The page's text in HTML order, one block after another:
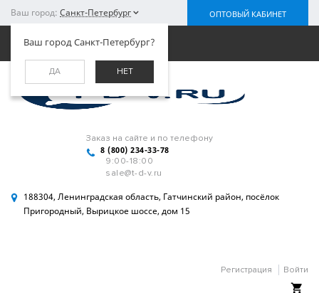
Ваш город: Санкт-Петербург
Ваш город Санкт-Петербург?
ДА НЕТ
ОПТОВЫЙ КАБИНЕТ
Заказ на сайте и по телефону
8 (800) 234-33-78
9:00-18:00
sale@t-d-v.ru
188304, Ленинградская область, Гатчинский район, посёлок
Пригородный, Вырицкое шоссе, дом 15
Регистрация Войти
Меню